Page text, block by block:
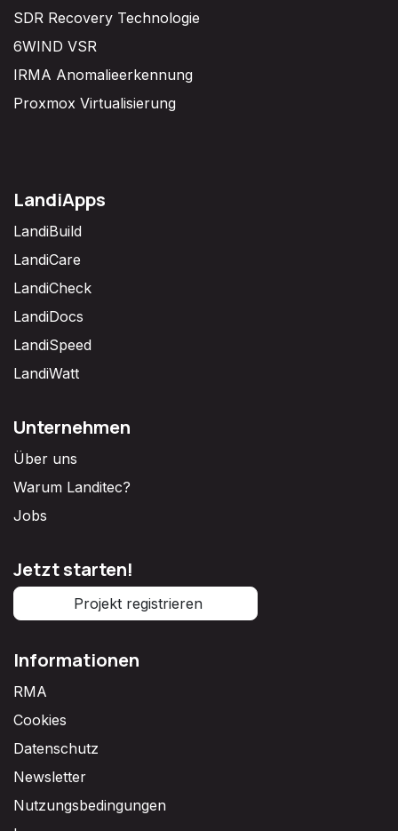
SDR Recovery Technologie
6WIND VSR
IRMA Anomalieerkennung
Proxmox Virtualisierung
LandiApps
LandiBuild
LandiCare
LandiCheck
LandiDocs
LandiSpeed
LandiWatt
Unternehmen
Über uns
Warum Landitec?
Jobs
Jetzt starten!
Projekt registrieren
Informationen
RMA
Cookies
Datenschutz
Newsletter
Nutzungsbedingungen